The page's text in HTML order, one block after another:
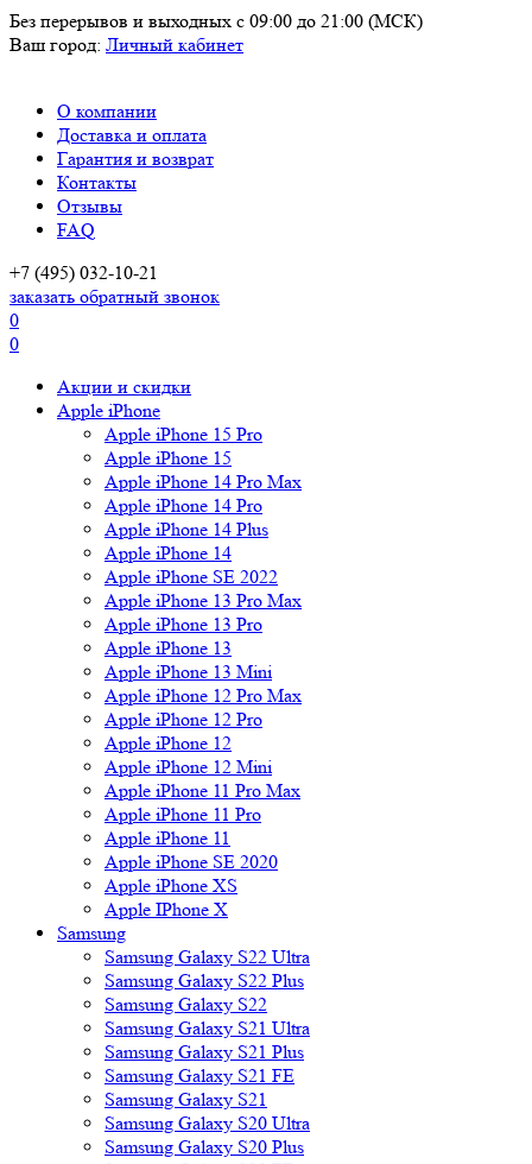
Без перерывов и выходных с 09:00 до 21:00 (МСК)
Ваш город: Личный кабинет
О компании
Доставка и оплата
Гарантия и возврат
Контакты
Отзывы
FAQ
+7 (495) 032-10-21
заказать обратный звонок
0
0
Акции и скидки
Apple iPhone
Apple iPhone 15 Pro
Apple iPhone 15
Apple iPhone 14 Pro Max
Apple iPhone 14 Pro
Apple iPhone 14 Plus
Apple iPhone 14
Apple iPhone SE 2022
Apple iPhone 13 Pro Max
Apple iPhone 13 Pro
Apple iPhone 13
Apple iPhone 13 Mini
Apple iPhone 12 Pro Max
Apple iPhone 12 Pro
Apple iPhone 12
Apple iPhone 12 Mini
Apple iPhone 11 Pro Max
Apple iPhone 11 Pro
Apple iPhone 11
Apple iPhone SE 2020
Apple iPhone XS
Apple IPhone X
Samsung
Samsung Galaxy S22 Ultra
Samsung Galaxy S22 Plus
Samsung Galaxy S22
Samsung Galaxy S21 Ultra
Samsung Galaxy S21 Plus
Samsung Galaxy S21 FE
Samsung Galaxy S21
Samsung Galaxy S20 Ultra
Samsung Galaxy S20 Plus